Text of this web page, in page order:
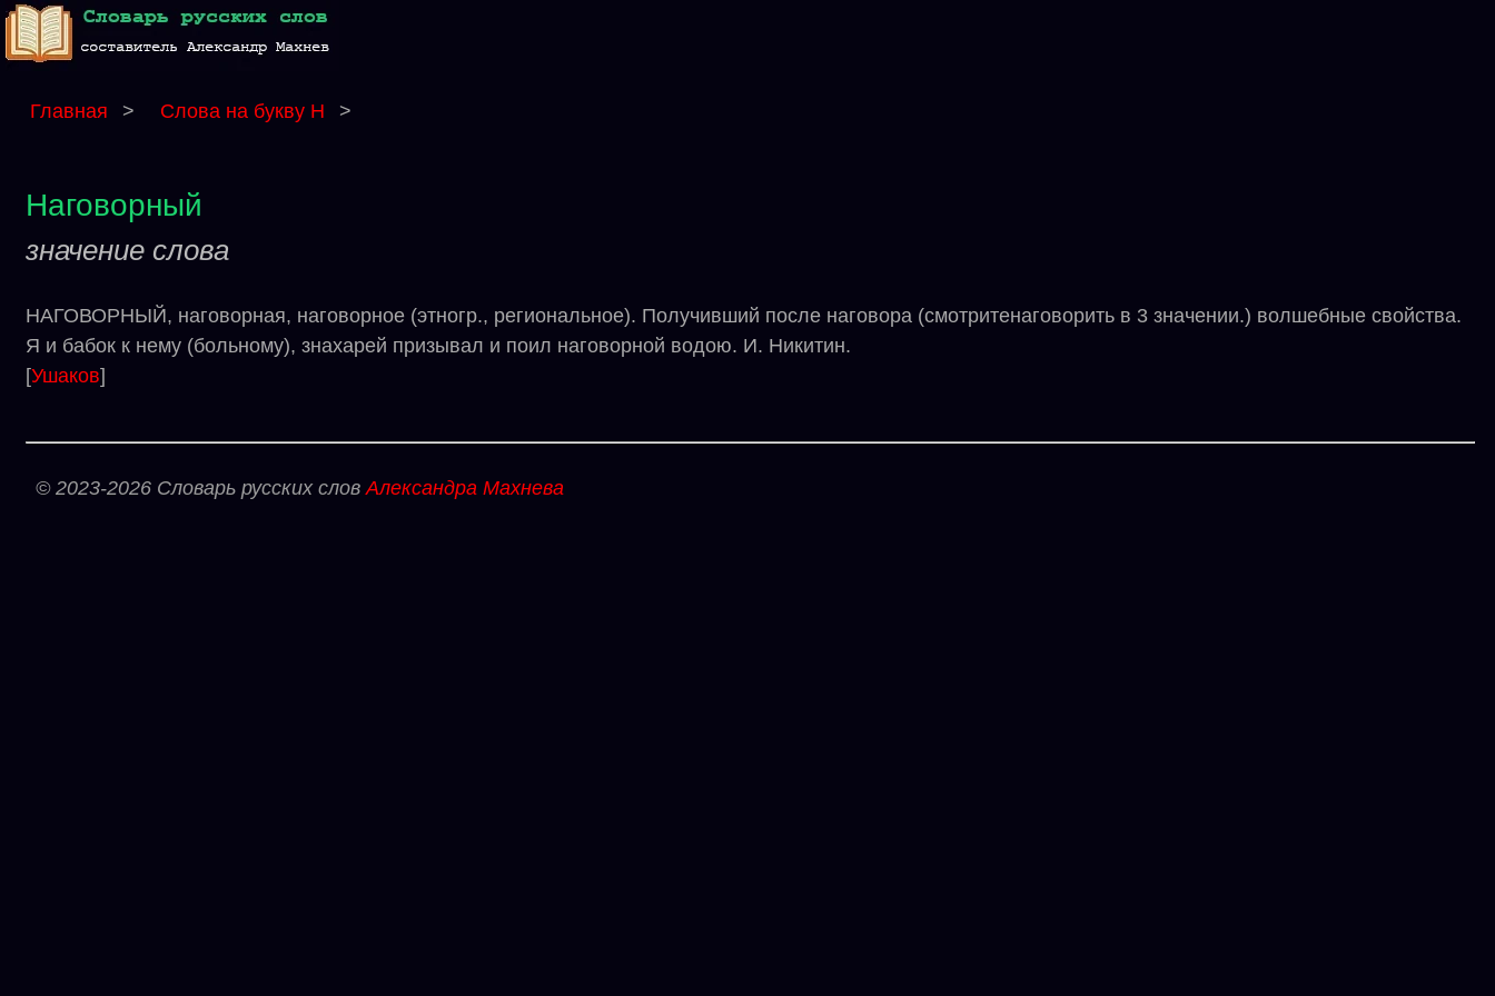
Главная > Слова на букву Н >
Наговорный
значение слова
НАГОВОРНЫЙ, наговорная, наговорное (этногр., региональное). Получивший после наговора (смотритенаговорить в 3 значении.) волшебные свойства.
Я и бабок к нему (больному), знахарей призывал и поил наговорной водою. И. Никитин.
[Ушаков]
© 2023-2026 Словарь русских словАлександра Махнева